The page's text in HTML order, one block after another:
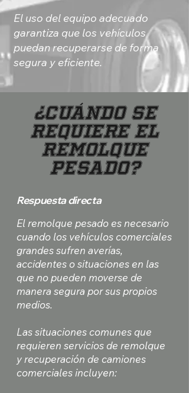
El uso del equipo adecuado
garantiza que los vehículos
puedan recuperarse de forma
segura y eficiente.
¿Cuándo se
requiere el
remolque
pesado?
Respuesta directa
El remolque pesado es necesario
cuando los vehículos comerciales
grandes sufren averías,
accidentes o situaciones en las
que no pueden moverse de
manera segura por sus propios
medios.
Las situaciones comunes que
requieren servicios de remolque
y recuperación de camiones
comerciales incluyen: